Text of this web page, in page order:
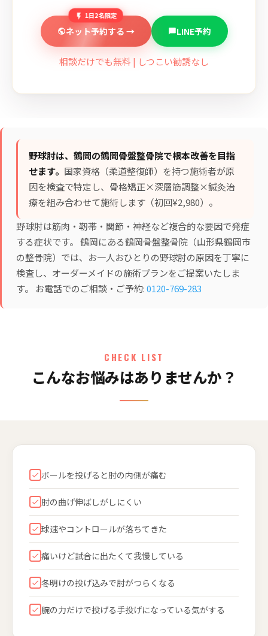
1日2名限定
ネット予約する → LINE予約
相談だけでも無料 | しつこい勧誘なし
野球肘は、鶴岡の鶴岡骨盤整骨院で根本改善を目指
せます。 国家資格（柔道整復師）を持つ施術者が原
因を検査で特定し、 骨格矯正×深層筋調整×鍼灸治
療を組み合わせて施術します（初回¥2,980）。
野球肘は筋肉・靭帯・関節・神経など複合的な要因で発症
する症状です。 鶴岡にある鶴岡骨盤整骨院（山形県鶴岡市
の整骨院）では、お一人おひとりの野球肘の原因を丁寧に
検査し、オーダーメイドの施術プランをご提案いたしま
す。 お電話でのご相談・ご予約:0120-769-283
CHECK LIST
こんなお悩みはありませんか？
ボールを投げると肘の内側が痛む
肘の曲げ伸ばしがしにくい
球速やコントロールが落ちてきた
痛いけど試合に出たくて我慢している
冬明けの投げ込みで肘がつらくなる
腕の力だけで投げる手投げになっている気がする